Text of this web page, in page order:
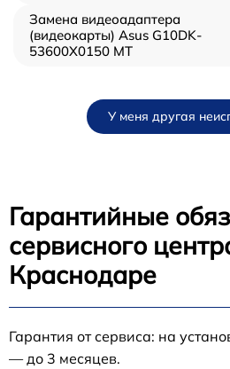
Замена видеоадаптера
(видеокарты) Asus G10DK-
53600X0150 MT
У меня другая
Гарантийные
сервисного
Краснодаре
Гарантия от сервиса: на
— до 3 месяцев.